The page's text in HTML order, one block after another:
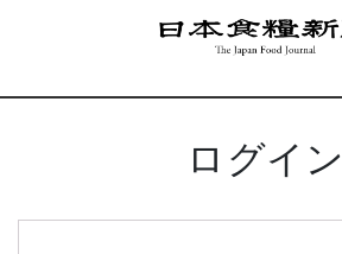
ログイン